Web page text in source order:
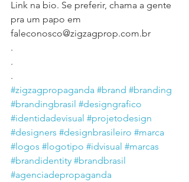
Link na bio. Se preferir, chama a gente
pra um papo em
faleconosco@zigzagprop.com.br
.
.
.
#zigzagpropaganda #brand #branding
#brandingbrasil #designgrafico
#identidadevisual #projetodesign
#designers #designbrasileiro #marca
#logos #logotipo #idvisual #marcas
#brandidentity #brandbrasil
#agenciadepropaganda